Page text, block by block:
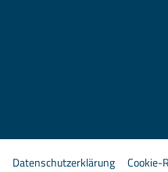
Datenschutzerklärung Cookie-